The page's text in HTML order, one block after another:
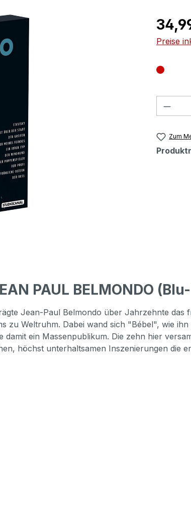
Preise
Zum
PAUL BELMONDO
Jean-Paul Belmondo über Jahrzehnte das
zu Weltruhm. Dabei wand sich "Bébel", wie
ein Massenpublikum. Die zehn hier
höchst unterhaltsamen Inszenierungen die